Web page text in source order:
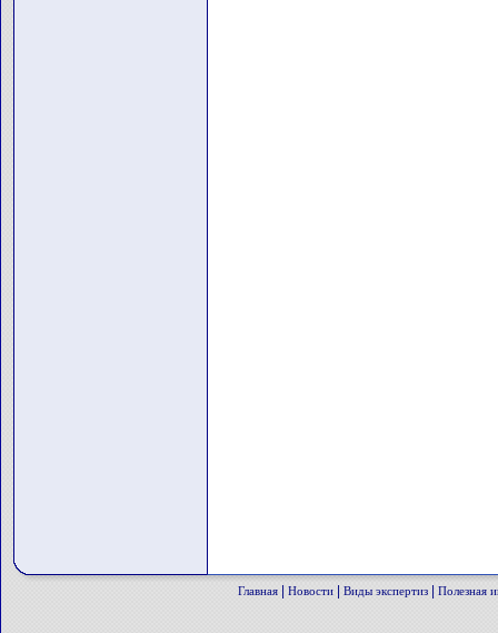
Главная Новости Виды экспертиз Полезная